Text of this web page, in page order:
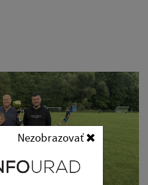
Nezobrazovať